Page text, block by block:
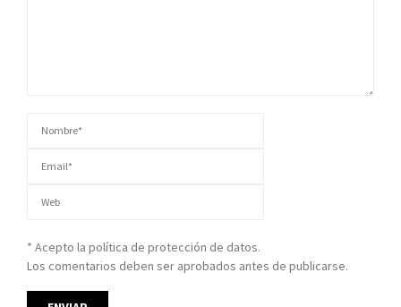
* Acepto la política de protección de datos.
Los comentarios deben ser aprobados antes de publicarse.